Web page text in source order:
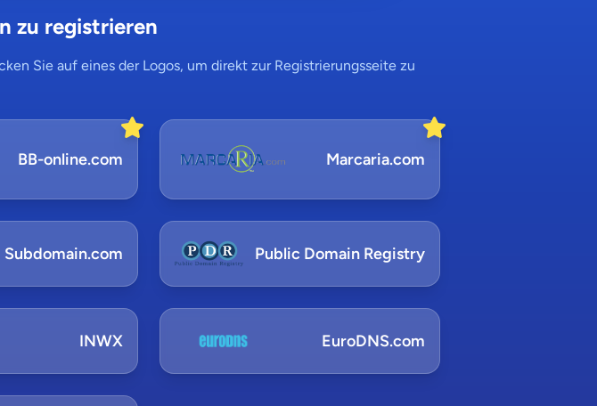
zu registrieren
Sie auf eines der Logos, um direkt zur Registrierungsseite zu
BB-online.com Marcaria.com
Subdomain.com Public Domain Registry
INWX EuroDNS.com